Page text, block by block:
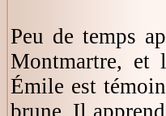
Peu de temps
Montmartre, et
Émile est